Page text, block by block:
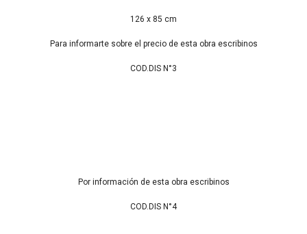
126 x 85 cm
Para informarte sobre el precio de esta obra escribinos
COD.DIS N°3
Por información de esta obra escribinos
COD.DIS N°4